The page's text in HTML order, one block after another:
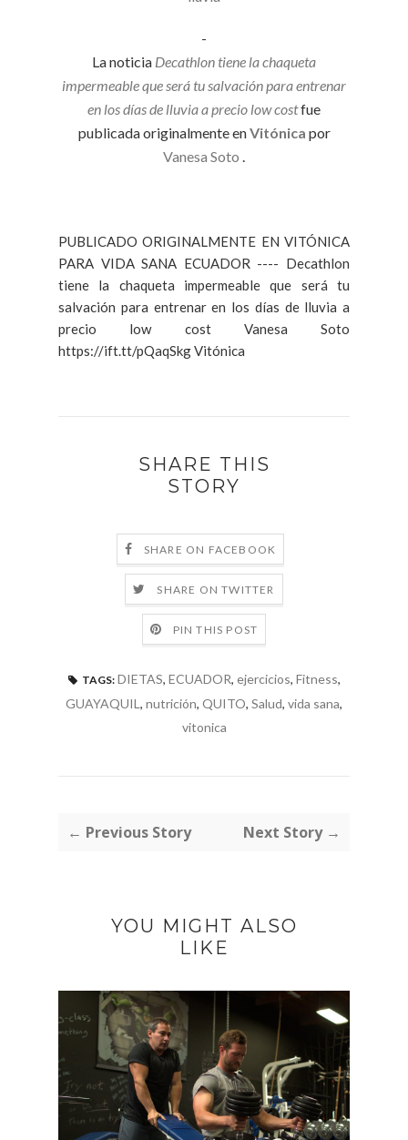
-
La noticia Decathlon tiene la chaqueta
impermeable que será tu salvación para entrenar
en los días de lluvia a precio low costfue
publicada originalmente enVitónica por
Vanesa Soto
PUBLICADO ORIGINALMENTE EN VITÓNICA
PARA VIDA SANA ECUADOR ---- Decathlon
tiene la chaqueta impermeable que será tu
salvación para entrenar en los días de lluvia a
precio low cost Vanesa Soto
https://ift.tt/pQaqSkg Vitónica
SHARE THIS
STORY
SHARE ON FACEBOOK
SHARE ON TWITTER
PIN THIS POST
TAGS: DIETAS, ECUADOR, ejercicios, Fitness,
GUAYAQUIL , nutrición, QUITO, Salud, vida sana,
vitonica
← Previous Story Next Story →
YOU MIGHT ALSO
LIKE